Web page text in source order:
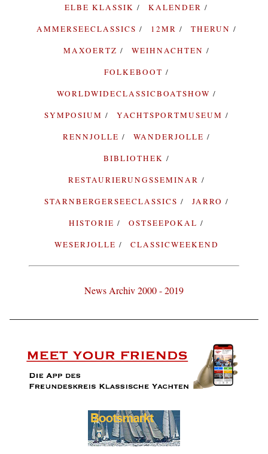
ELBE KLASSIK
KALENDER
AMMERSEECLASSICS
12MR
THERUN
MAXOERTZ
WEIHNACHTEN
FOLKEBOOT
WORLDWIDECLASSICBOATSHOW
SYMPOSIUM
YACHTSPORTMUSEUM
RENNJOLLE
WANDERJOLLE
BIBLIOTHEK
RESTAURIERUNGSSEMINAR
STARNBERGERSEECLASSICS
JARRO
HISTORIE
OSTSEEPOKAL
WESERJOLLE
CLASSICWEEKEND
News Archiv 2000 - 2019